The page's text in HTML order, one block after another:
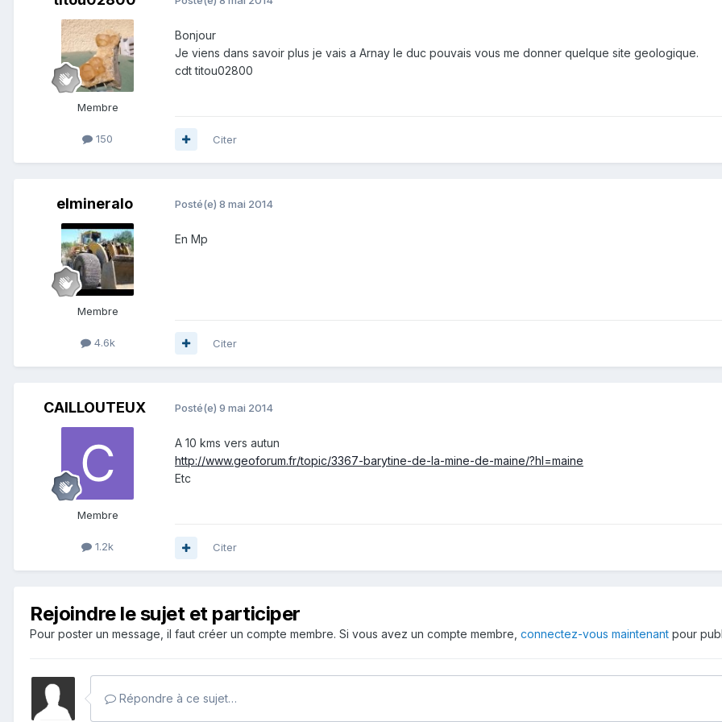
Membre
150
Bonjour
Je viens dans savoir plus je vais a Arnay le duc pouvais vous me donner quelque site geologique.
cdt titou02800
Citer
elmineralo
Membre
4.6k
Posté(e) 8 mai 2014
En Mp
Citer
CAILLOUTEUX
Membre
1.2k
Posté(e) 9 mai 2014
A 10 kms vers autun
http://www.geoforum.fr/topic/3367-barytine-de-la-mine-de-maine/?hl=maine
Etc
Citer
Rejoindre le sujet et participer
Pour poster un message, il faut créer un compte membre. Si vous avez un compte membre, connectez-vous maintenant pour
Répondre à ce sujet…